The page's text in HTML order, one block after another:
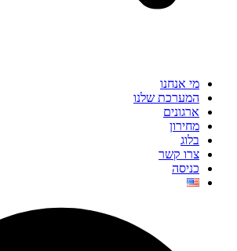
מי אנחנו
המערכת שלנו
ארגונים
מחירון
בלוג
צרו קשר
כניסה